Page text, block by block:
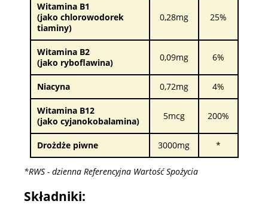
Witamina B1
(jako chlorowodorek
tiaminy)
0,28mg 25%
Witamina B2
(jako ryboflawina)
0,09mg 6%
Niacyna 0,72mg 4%
Witamina B12
(jako cyjanokobalamina)
5mcg 200%
Drożdże piwne 3000mg *
*RWS - dzienna Referencyjna Wartość Spożycia
Składniki: